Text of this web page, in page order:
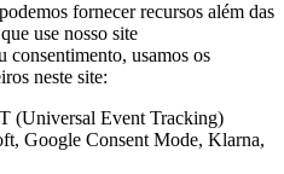
fornecer recursos além das
use nosso site
consentimento, usamos os
neste site:
(Universal Event Tracking)
Google Consent Mode, Klarna,